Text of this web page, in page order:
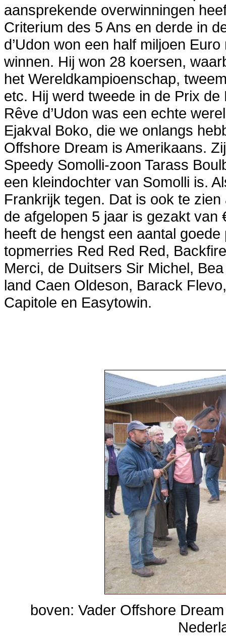
aansprekende overwinningen
Criterium des 5 Ans en derde in
d’Udon won een half miljoen
winnen. Hij won 28 koersen,
het Wereldkampioenschap,
etc. Hij werd tweede in de Prix
Rêve d’Udon was een echte
Ejakval Boko, die we onlangs
Offshore Dream is Amerikaans.
Speedy Somolli-zoon Tarass
een kleindochter van Somolli is.
Frankrijk tegen. Dat is ook te
de afgelopen 5 jaar is gezakt
heeft de hengst een aantal
topmerries Red Red Red,
Merci, de Duitsers Sir Michel,
land Caen Oldeson, Barack
Capitole en Easytowin.
boven: Vader Offshore